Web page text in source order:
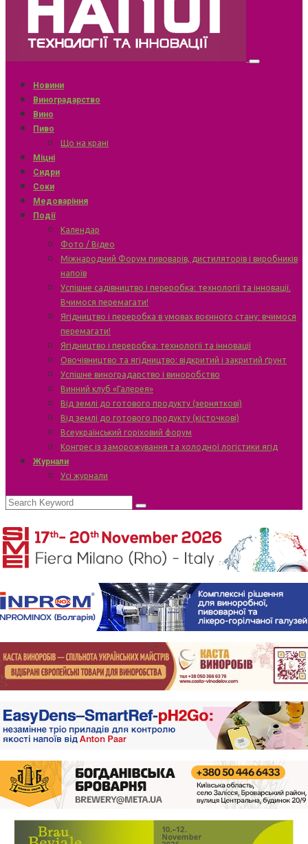
Новини
Виноградарство
Вино
Пиво
Що на крані
Міцні
Сидри
Соки
Медоваріння
Події
Календар
Фото / Відео
Міжнародний Форум пивоварів, дистиляторів і виробників
напоїв
Успішне садівництво і переробка: технології та інновації.
Вчимося перемагати!
Ягідництво і переробка в умовах воєнного стану: вчимося
перемагати!
Ягідництво і переробка: технології та інновації
Овочівництво та ягідництво: відкритий і закритий ґрунт
Успішне виноградарство і виноробство
Винний клуб «Галерея»
Від землі до готового продукту (зерняткові)
Від землі до готового продукту (кісточкові)
Всеукраїнський горіховий форум
Конгрес із заморожування та холодної логістики ягід
Журнали
Усі журнали